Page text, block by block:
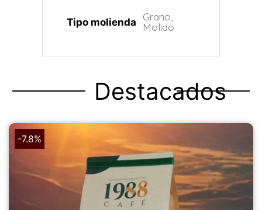
Tipo molienda
Grano,
Molido
Destacados
-7.8%